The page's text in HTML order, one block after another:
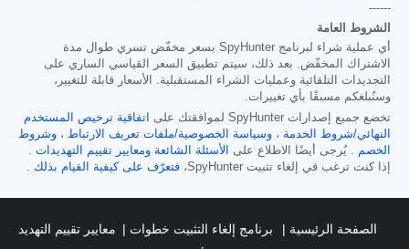
------
الشروط العامة
أي عملية شراء لبرنامج SpyHunter بسعر مخفّض تسري طوال مدة
الاشتراك المخفّض. بعد ذلك، سيتم تطبيق السعر القياسي الساري على
التجديدات التلقائية وعمليات الشراء المستقبلية. الأسعار قابلة للتغيير،
وسنُبلغكم مسبقًا بأي تغييرات.
تخضع جميع إصدارات SpyHunter لموافقتك على
اتفاقية ترخيص المستخدم
النهائي/شروط الخدمة ، وسياسة الخصوصية/ملفات تعريف الارتباط ، وشروط
الخصم
. يُرجى أيضًا الاطلاع على الأسئلة الشائعة ومعايير تقييم التهديدات
إذا كنت ترغب في إلغاء تثبيت SpyHunter،
فتعرّف على كيفية القيام بذلك
الصفحة الرئيسية برنامج إلغاء التثبيت خطوات
معايير تقييم التهديد